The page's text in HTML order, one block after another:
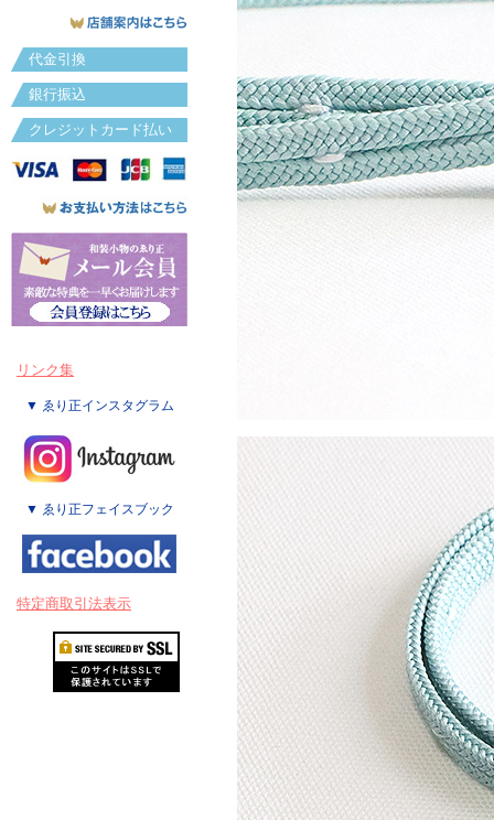
代金引換
銀行振込
クレジットカード払い
リンク集
▼ ゑり正インスタグラム
▼ ゑり正フェイスブック
特定商取引法表示